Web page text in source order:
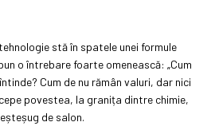
stă în spatele unei formule
o întrebare foarte omenească: „Cum
Cum de nu rămân valuri, dar nici
povestea, la granița dintre chimie,
de salon.